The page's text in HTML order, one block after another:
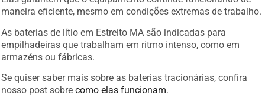
maneira eficiente, mesmo em condições extremas de trabalho.
As baterias de lítio em Estreito MA são indicadas para
empilhadeiras que trabalham em ritmo intenso, como em
armazéns ou fábricas.
Se quiser saber mais sobre as baterias tracionárias, confira
nosso post sobrecomo elas funcionam.